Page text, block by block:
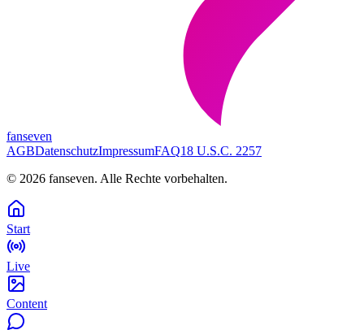
fanseven
AGBDatenschutzImpressumFAQ18 U.S.C. 2257
© 2026 fanseven. Alle Rechte vorbehalten.
Start
Live
Content